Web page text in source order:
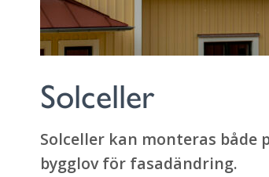
Solceller
Solceller kan monteras både
bygglov för fasadändring.